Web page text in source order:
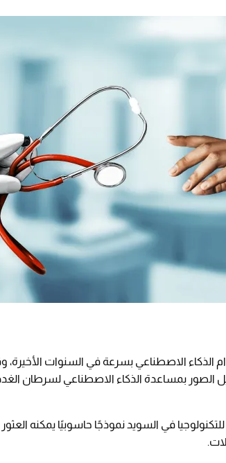
الذكاء الاصطناعي بسرعة في السنوات الأخيرة،
الصور بمساعدة الذكاء الاصطناعي لسرطان
في السويد نموذجًا حاسوبيًا يمكنه